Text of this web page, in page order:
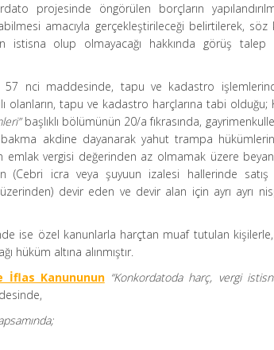
projesinde öngörülen borçların
amacıyla gerçekleştirileceği belirtilerek, söz
istisna olup olmayacağı hakkında görüş talep
57 nci maddesinde, tapu ve kadastro
olanların, tapu ve kadastro harçlarına tabi olduğu;
başlıklı bölümünün 20/a fıkrasında,
bakma akdine dayanarak yahut trampa
emlak vergisi değerinden az olmamak üzere
(Cebri icra veya şuyuun izalesi hallerinde satış
devir eden ve devir alan için ayrı ayrı
ise özel kanunlarla harçtan muaf tutulan
hüküm altına alınmıştır.
İflas Kanununun “Konkordatoda harç, vergi